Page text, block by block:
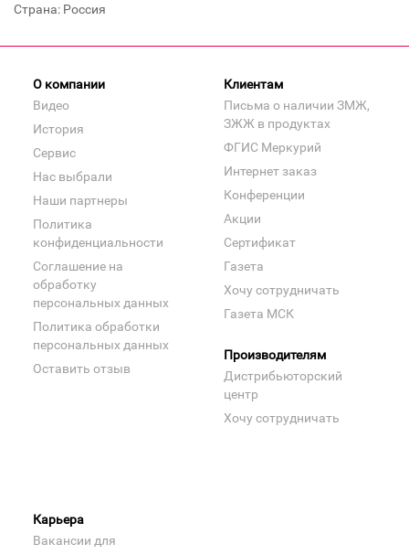
Страна: Россия
О компании
Видео
История
Сервис
Нас выбрали
Наши партнеры
Политика
конфиденциальности
Соглашение на
обработку
персональных данных
Политика обработки
персональных данных
Оставить отзыв
Клиентам
Письма о наличии ЗМЖ,
ЗЖЖ в продуктах
ФГИС Меркурий
Интернет заказ
Конференции
Акции
Сертификат
Газета
Хочу сотрудничать
Газета МСК
Производителям
Дистрибьюторский
центр
Хочу сотрудничать
Карьера
Вакансии для